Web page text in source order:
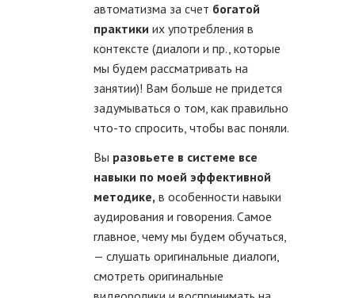
автоматизма за счет богатой
практики их употребления в
контексте (диалоги и пр., которые
мы будем рассматривать на
занятии)! Вам больше не придется
задумываться о том, как правильно
что-то спросить, чтобы вас поняли.
Вы разовьете в системе все
навыки по моей эффективной
методике, в особенности навыки
аудирования и говорения. Самое
главное, чему мы будем обучаться,
— слушать оригинальные диалоги,
смотреть оригинальные